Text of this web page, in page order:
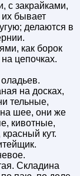
с закрайками,
бывает
делаются в
как борок
цепочках.
на досках,
тельные,
на шее, они же
кивотные,
кут.
Складина